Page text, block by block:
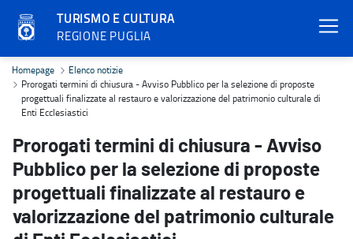
TURISMO E CULTURA
REGIONE PUGLIA
Prorogati termini di chiusura - Avviso Pubblico per la selezione
Homepage
Elenco notizie
Prorogati termini di chiusura - Avviso Pubblico per la selezione di proposte
progettuali finalizzate al restauro e valorizzazione del patrimonio culturale di
Enti Ecclesiastici
Prorogati termini di chiusura - Avviso
Pubblico per la selezione di proposte
progettuali finalizzate al restauro e
valorizzazione del patrimonio culturale